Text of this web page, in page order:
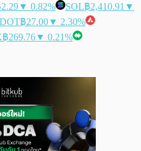
▼ 0.82% SOL฿2,410.91 ▼
DOT฿27.00▼ 2.30%
฿269.76▼ 0.21%